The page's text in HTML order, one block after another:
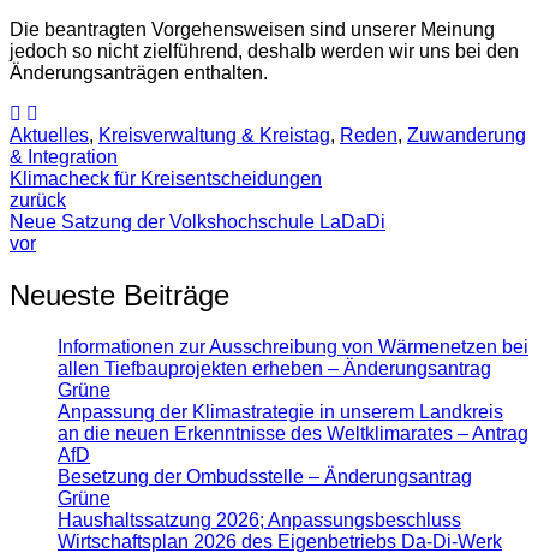
Die beantragten Vorgehensweisen sind unserer Meinung
jedoch so nicht zielführend, deshalb werden wir uns bei den
Änderungsanträgen enthalten.
Aktuelles, Kreisverwaltung & Kreistag, Reden, Zuwanderung
& Integration
Klimacheck für Kreisentscheidungen
zurück
Neue Satzung der Volkshochschule LaDaDi
vor
Neueste Beiträge
Informationen zur Ausschreibung von Wärmenetzen bei
allen Tiefbauprojekten erheben – Änderungsantrag
Grüne
Anpassung der Klimastrategie in unserem Landkreis
an die neuen Erkenntnisse des Weltklimarates – Antrag
AfD
Besetzung der Ombudsstelle – Änderungsantrag
Grüne
Haushaltssatzung 2026; Anpassungsbeschluss
Wirtschaftsplan 2026 des Eigenbetriebs Da-Di-Werk